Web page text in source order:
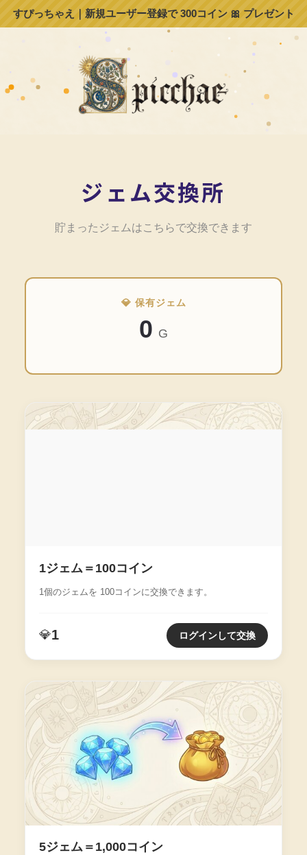
すぴっちゃえ｜新規ユーザー登録で 300コイン 🎀 プレゼント
ジェム交換所
貯まったジェムはこちらで交換できます
💎 保有ジェム
0 G
1ジェム＝100コイン
1個のジェムを 100コインに交換できます。
💎1 ログインして交換
5ジェム＝1,000コイン